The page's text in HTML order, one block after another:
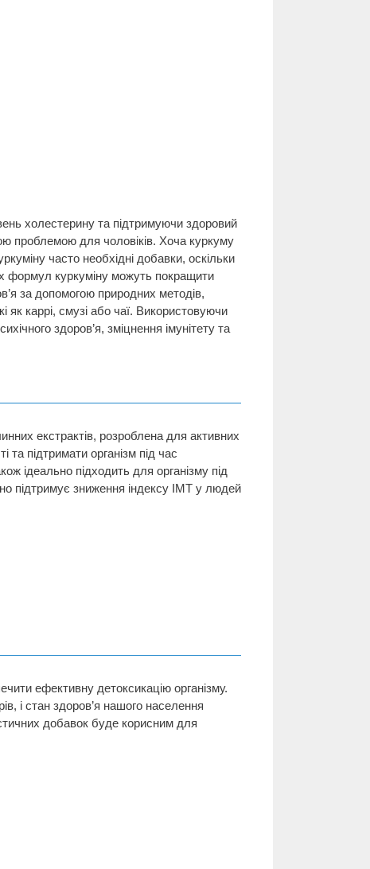
холестерину та підтримуючи здоровий
проблемою для чоловіків. Хоча куркуму
часто необхідні добавки, оскільки
формул куркуміну можуть покращити
за допомогою природних методів,
як каррі, смузі або чаї. Використовуючи
здоров’я, зміцнення імунітету та
екстрактів, розроблена для активних
та підтримати організм під час
ідеально підходить для організму під
підтримує зниження індексу ІМТ у людей
ефективну детоксикацію організму.
і стан здоров’я нашого населення
добавок буде корисним для